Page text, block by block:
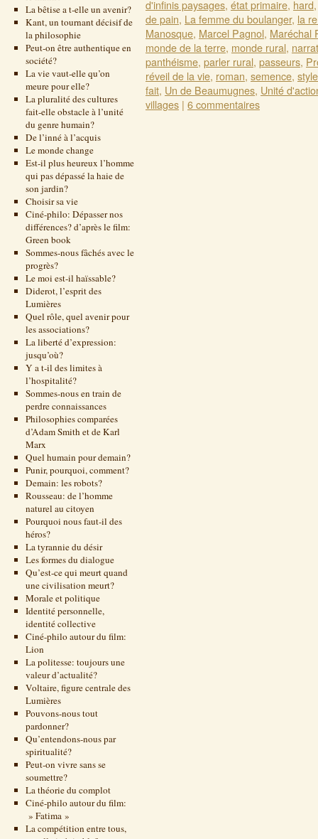
La bêtise a t-elle un avenir?
Kant, un tournant décisif de
la philosophie
Peut-on être authentique en
société?
La vie vaut-elle qu’on
meure pour elle?
La pluralité des cultures
fait-elle obstacle à l’unité
du genre humain?
De l’inné à l’acquis
Le monde change
Est-il plus heureux l’homme
qui pas dépassé la haie de
son jardin?
Choisir sa vie
Ciné-philo: Dépasser nos
différences? d’après le film:
Green book
Sommes-nous fâchés avec le
progrès?
Le moi est-il haïssable?
Diderot, l’esprit des
Lumières
Quel rôle, quel avenir pour
les associations?
La liberté d’expression:
jusqu’où?
Y a t-il des limites à
l’hospitalité?
Sommes-nous en train de
perdre connaissances
Philosophies comparées
d’Adam Smith et de Karl
Marx
Quel humain pour demain?
Punir, pourquoi, comment?
Demain: les robots?
Rousseau: de l’homme
naturel au citoyen
Pourquoi nous faut-il des
héros?
La tyrannie du désir
Les formes du dialogue
Qu’est-ce qui meurt quand
une civilisation meurt?
Morale et politique
Identité personnelle,
identité collective
Ciné-philo autour du film:
Lion
La politesse: toujours une
valeur d’actualité?
Voltaire, figure centrale des
Lumières
Pouvons-nous tout
pardonner?
Qu’entendons-nous par
spiritualité?
Peut-on vivre sans se
soumettre?
La théorie du complot
Ciné-philo autour du film:
» Fatima »
La compétition entre tous,
d'infinis paysages, état primaire, hard
de pain, La femme du boulanger, la
Manosque, Marcel Pagnol, Maréchal
monde de la terre, monde rural,
panthéisme, parler rural, passeurs,
réveil de la vie, roman, semence, style
fait, Un de Beaumugnes, Unité
villages | 6 commentaires